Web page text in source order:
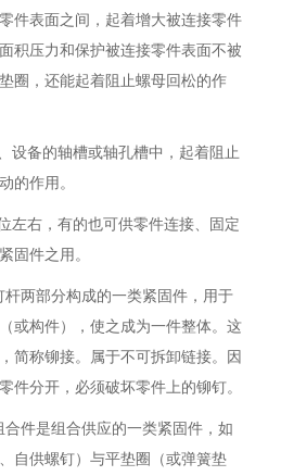
件表面之间，起着增大被连接零件
积压力和保护被连接零件表面不被
圈，还能起着阻止螺母回松的作
设备的轴槽或轴孔槽中，起着阻止
的作用。
左右，有的也可供零件连接、固定
固件之用。
两部分构成的一类紧固件，用于
或构件），使之成为一件整体。这
简称铆接。属于不可拆卸链接。因
件分开，必须破坏零件上的铆钉。
件是组合供应的一类紧固件，如
自供螺钉）与平垫圈（或弹簧垫